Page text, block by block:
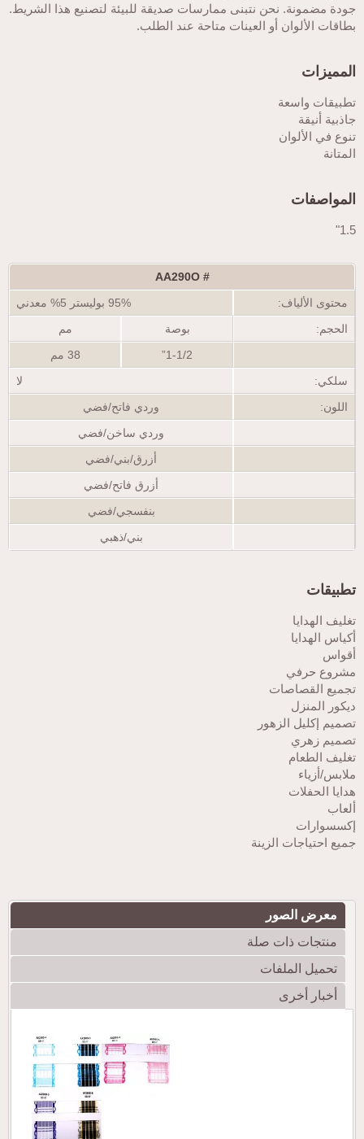
جودة مضمونة. نحن نتبنى ممارسات صديقة للبيئة لتصنيع هذا الشريط.
بطاقات الألوان أو العينات متاحة عند الطلب.
المميزات
تطبيقات واسعة
جاذبية أنيقة
تنوع في الألوان
المتانة
المواصفات
1.5"
#
AA290O
محتوى الألياف:
95% بوليستر 5% معدني
الحجم:
بوصة
مم
1-1/2”
38 مم
سلكي:
لا
اللون:
وردي فاتح/فضي
وردي ساخن/فضي
أزرق/بني/فضي
أزرق فاتح/فضي
بنفسجي/فضي
بني/ذهبي
تطبيقات
تغليف الهدايا
أكياس الهدايا
أقواس
مشروع حرفي
تجميع القصاصات
ديكور المنزل
تصميم إكليل الزهور
تصميم زهري
تغليف الطعام
ملابس/أزياء
هدايا الحفلات
ألعاب
إكسسوارات
جميع احتياجات الزينة
معرض الصور
منتجات ذات صلة
تحميل الملفات
أخبار أخرى